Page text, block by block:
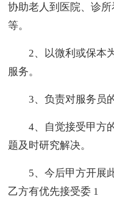
协助老人到医院、诊
等。
2、以微利或保本
服务。
3、负责对服务员
4、自觉接受甲方
题及时研究解决。
5、今后甲方开展
乙方有优先接受委 1